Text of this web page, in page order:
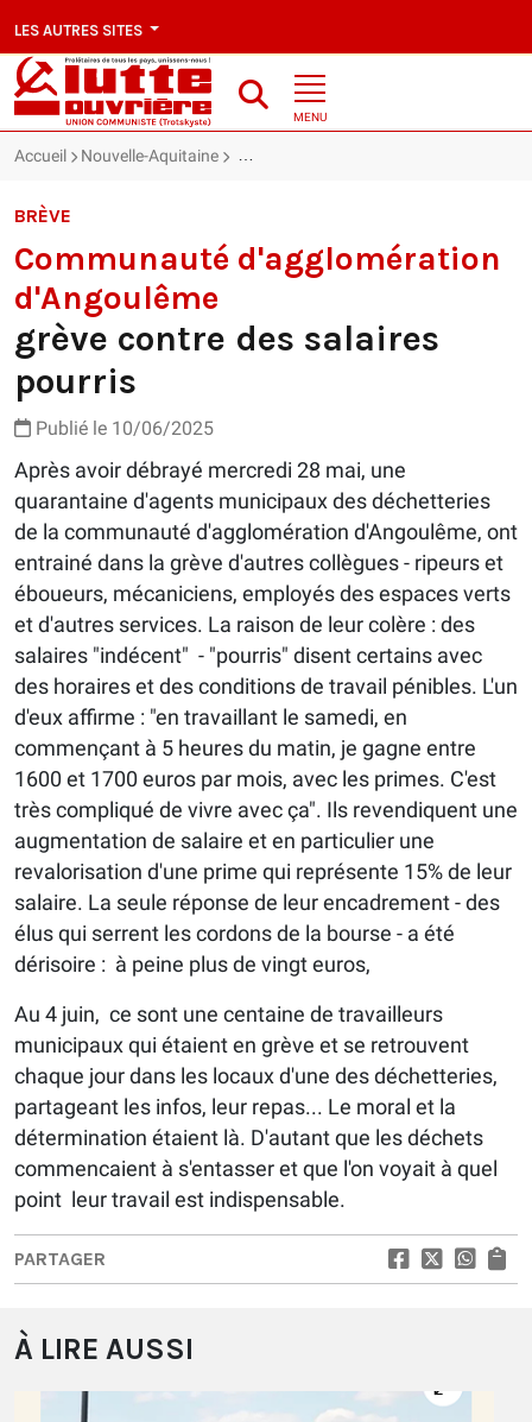
LES AUTRES SITES
MENU
Accueil Nouvelle-Aquitaine Communauté d'agglomération
BRÈVE
Communauté d'agglomération
d'Angoulême
grève contre des salaires
pourris
Publié le 10/06/2025
Après avoir débrayé mercredi 28 mai, une
quarantaine d'agents municipaux des déchetteries
de la communauté d'agglomération d'Angoulême, ont
entrainé dans la grève d'autres collègues - ripeurs et
éboueurs, mécaniciens, employés des espaces verts
et d'autres services. La raison de leur colère : des
salaires "indécent" - "pourris" disent certains avec
des horaires et des conditions de travail pénibles. L'un
d'eux affirme : "en travaillant le samedi, en
commençant à 5 heures du matin, je gagne entre
1600 et 1700 euros par mois, avec les primes. C'est
très compliqué de vivre avec ça". Ils revendiquent une
augmentation de salaire et en particulier une
revalorisation d'une prime qui représente 15% de leur
salaire. La seule réponse de leur encadrement - des
élus qui serrent les cordons de la bourse - a été
dérisoire : à peine plus de vingt euros,
Au 4 juin, ce sont une centaine de travailleurs
municipaux qui étaient en grève et se retrouvent
chaque jour dans les locaux d'une des déchetteries,
partageant les infos, leur repas... Le moral et la
détermination étaient là. D'autant que les déchets
commencaient à s'entasser et que l'on voyait à quel
point leur travail est indispensable.
PARTAGER
À LIRE AUSSI